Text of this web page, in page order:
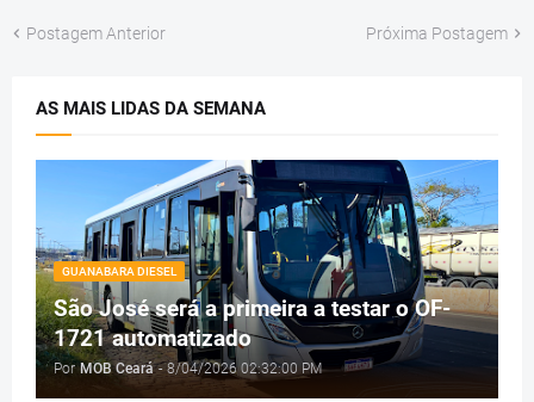
Postagem Anterior Próxima Postagem
AS MAIS LIDAS DA SEMANA
GUANABARA DIESEL
São José será a primeira a testar o OF-
1721 automatizado
Por MOB Ceará - 8/04/2026 02:32:00 PM